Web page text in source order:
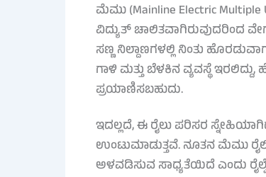
ಮೆಮು (Mainline Electric
ವಿದ್ಯುತ್ ಚಾಲಿತವಾಗಿರುವುದರಿಂದ
ಸಣ್ಣ ನಿಲ್ದಾಣಗಳಲ್ಲಿ ನಿಂತು
ಗಾಳಿ ಮತ್ತು ಬೆಳಕಿನ ವ್ಯವಸ್ಥೆ
ಪ್ರಯಾಣಿಸಬಹುದು.
ಇದಲ್ಲದೆ, ಈ ರೈಲು ಪರಿಸರ
ಉಂಟುಮಾಡುತ್ತವೆ. ನೂತನ ಮೆಮು
ಅಳವಡಿಸುವ ಸಾಧ್ಯತೆಯಿದೆ ಎಂದು